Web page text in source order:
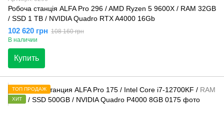
Робоча станція ALFA Pro 296 / AMD Ryzen 5 9600X / RAM 32GB
/ SSD 1 TB / NVIDIA Quadro RTX A4000 16Gb
102 620 грн 108 160 грн
В наличии
Купить
ТОП ПРОДАЖ
ХИТ